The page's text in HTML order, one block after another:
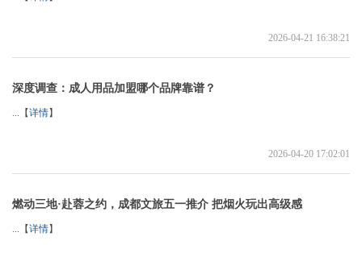
2026-04-21 16:38:21
深度调查：成人用品加盟哪个品牌靠谱？
...【详情】
2026-04-20 17:02:01
燃动三地·赴蓉之约，成都文旅五一推介 把烟火玩出高级感
...【详情】